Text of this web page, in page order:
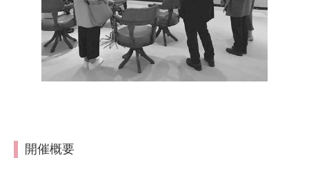
開催概要